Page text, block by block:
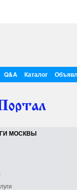
Q&A Каталог
МОСКВЫ